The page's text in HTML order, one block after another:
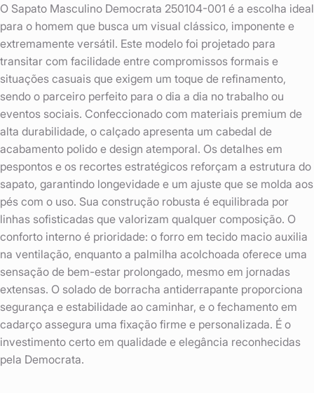
O Sapato Masculino Democrata 250104-001 é a escolha ideal
para o homem que busca um visual clássico, imponente e
extremamente versátil. Este modelo foi projetado para
transitar com facilidade entre compromissos formais e
situações casuais que exigem um toque de refinamento,
sendo o parceiro perfeito para o dia a dia no trabalho ou
eventos sociais. Confeccionado com materiais premium de
alta durabilidade, o calçado apresenta um cabedal de
acabamento polido e design atemporal. Os detalhes em
pespontos e os recortes estratégicos reforçam a estrutura do
sapato, garantindo longevidade e um ajuste que se molda aos
pés com o uso. Sua construção robusta é equilibrada por
linhas sofisticadas que valorizam qualquer composição. O
conforto interno é prioridade: o forro em tecido macio auxilia
na ventilação, enquanto a palmilha acolchoada oferece uma
sensação de bem-estar prolongado, mesmo em jornadas
extensas. O solado de borracha antiderrapante proporciona
segurança e estabilidade ao caminhar, e o fechamento em
cadarço assegura uma fixação firme e personalizada. É o
investimento certo em qualidade e elegância reconhecidas
pela Democrata.